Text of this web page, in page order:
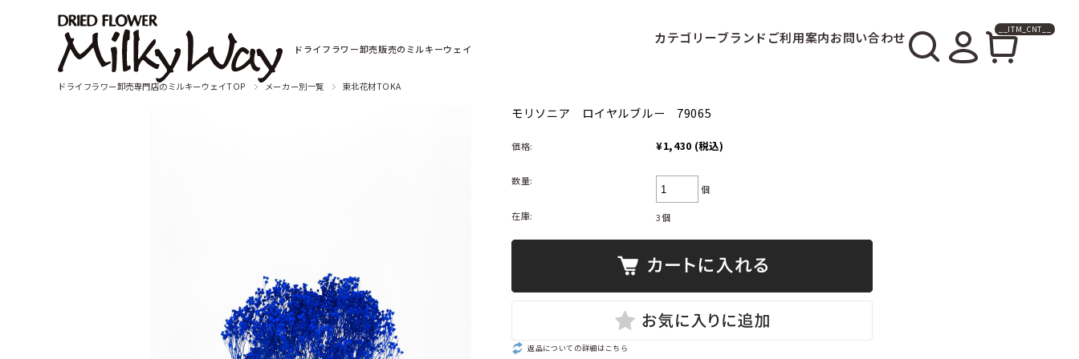
ドライフラワー卸売販売のミルキーウェイ
カテゴリーブランド ご利用案内お問い合わせ __ITM_CNT__
ドライフラワー卸売専門店のミルキーウェイTOP メーカー別一覧 東北花材TOKA
モリソニア ロイヤルブルー 79065
価格: ¥1,430 (税込)
数量:
個
在庫: 3個
返品についての詳細はこちら